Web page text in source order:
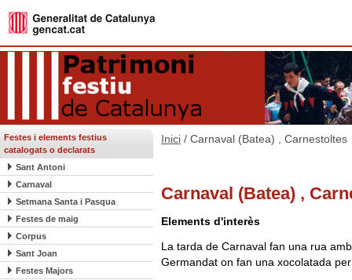
Festes i elements festius
catalogats o declarats
Sant Antoni
Carnaval
Setmana Santa i Pasqua
Festes de maig
Corpus
Sant Joan
Festes Majors
Inici / Carnaval (Batea) , Carnestoltes
Carnaval (Batea) ,
Elements d'interès
La tarda de Carnaval fan una rua
Germandat on fan una xocolatada